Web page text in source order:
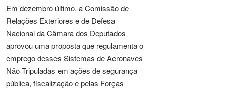
Em dezembro último, a Comissão de
Relações Exteriores e de Defesa
Nacional da Câmara dos Deputados
aprovou uma proposta que regulamenta o
emprego desses Sistemas de Aeronaves
Não Tripuladas em ações de segurança
pública, fiscalização e pelas Forças